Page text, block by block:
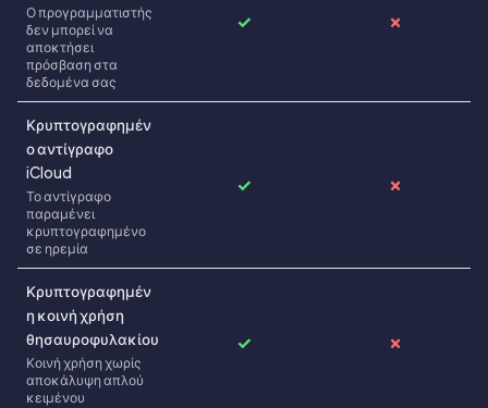
Ο προγραμματιστής
δεν μπορεί να
αποκτήσει
πρόσβαση στα
δεδομένα σας
✓ ✗
Κρυπτογραφημέν
ο αντίγραφο
iCloud
Το αντίγραφο
παραμένει
κρυπτογραφημένο
σε ηρεμία
✓ ✗
Κρυπτογραφημέν
η κοινή χρήση
θησαυροφυλακίου
Κοινή χρήση χωρίς
αποκάλυψη απλού
κειμένου
✓ ✗